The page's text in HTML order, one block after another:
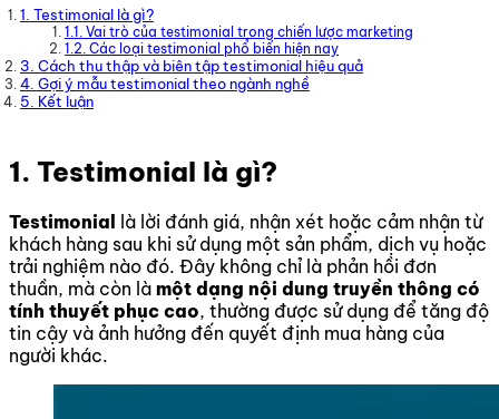
1. Testimonial là gì?
1.1. Vai trò của testimonial trong chiến lược marketing
1.2. Các loại testimonial phổ biến hiện nay
3. Cách thu thập và biên tập testimonial hiệu quả
4. Gợi ý mẫu testimonial theo ngành nghề
5. Kết luận
1. Testimonial là gì?
Testimonial là lời đánh giá, nhận xét hoặc cảm nhận từ
khách hàng sau khi sử dụng một sản phẩm, dịch vụ hoặc
trải nghiệm nào đó. Đây không chỉ là phản hồi đơn
thuần, mà còn là một dạng nội dung truyền thông có
tính thuyết phục cao, thường được sử dụng để tăng độ
tin cậy và ảnh hưởng đến quyết định mua hàng của
người khác.